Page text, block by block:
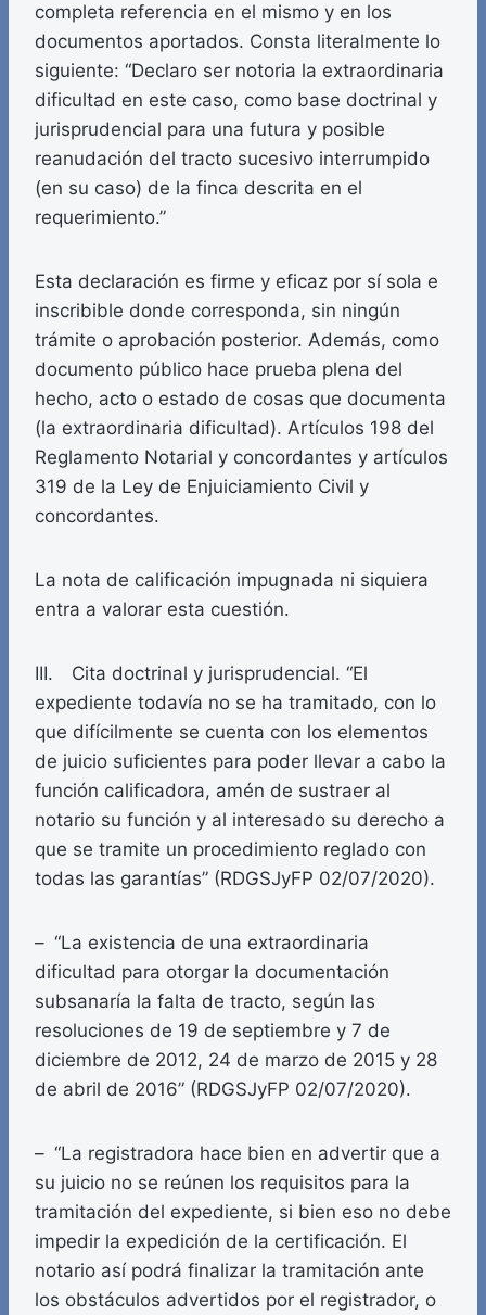
completa referencia en el mismo y en los
documentos aportados. Consta literalmente lo
siguiente: “Declaro ser notoria la extraordinaria
dificultad en este caso, como base doctrinal y
jurisprudencial para una futura y posible
reanudación del tracto sucesivo interrumpido
(en su caso) de la finca descrita en el
requerimiento.”
Esta declaración es firme y eficaz por sí sola e
inscribible donde corresponda, sin ningún
trámite o aprobación posterior. Además, como
documento público hace prueba plena del
hecho, acto o estado de cosas que documenta
(la extraordinaria dificultad). Artículos 198 del
Reglamento Notarial y concordantes y artículos
319 de la Ley de Enjuiciamiento Civil y
concordantes.
La nota de calificación impugnada ni siquiera
entra a valorar esta cuestión.
III. Cita doctrinal y jurisprudencial. “El
expediente todavía no se ha tramitado, con lo
que difícilmente se cuenta con los elementos
de juicio suficientes para poder llevar a cabo la
función calificadora, amén de sustraer al
notario su función y al interesado su derecho a
que se tramite un procedimiento reglado con
todas las garantías” (RDGSJyFP 02/07/2020).
– “La existencia de una extraordinaria
dificultad para otorgar la documentación
subsanaría la falta de tracto, según las
resoluciones de 19 de septiembre y 7 de
diciembre de 2012, 24 de marzo de 2015 y 28
de abril de 2016” (RDGSJyFP 02/07/2020).
– “La registradora hace bien en advertir que a
su juicio no se reúnen los requisitos para la
tramitación del expediente, si bien eso no debe
impedir la expedición de la certificación. El
notario así podrá finalizar la tramitación ante
los obstáculos advertidos por el registrador, o